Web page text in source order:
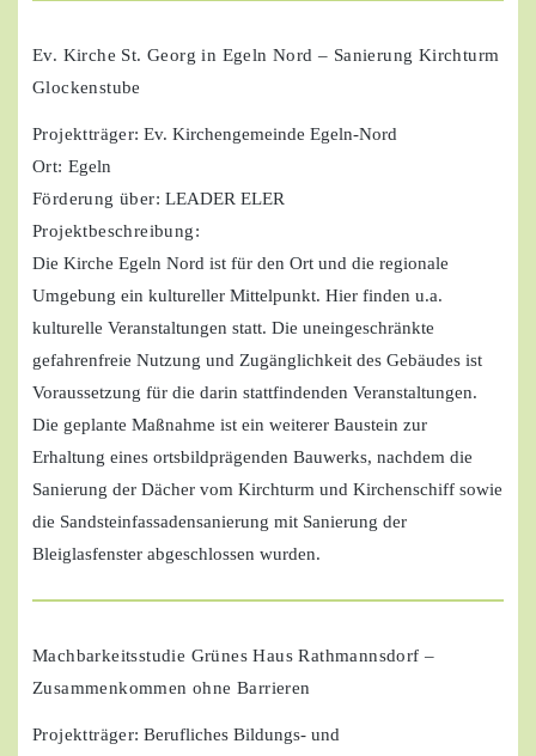
Ev. Kirche St. Georg in Egeln Nord – Sanierung Kirchturm
Glockenstube
Projektträger: Ev. Kirchengemeinde Egeln-Nord
Ort: Egeln
Förderung über: LEADER ELER
Projektbeschreibung:
Die Kirche Egeln Nord ist für den Ort und die regionale
Umgebung ein kultureller Mittelpunkt. Hier finden u.a.
kulturelle Veranstaltungen statt. Die uneingeschränkte
gefahrenfreie Nutzung und Zugänglichkeit des Gebäudes ist
Voraussetzung für die darin stattfindenden Veranstaltungen.
Die geplante Maßnahme ist ein weiterer Baustein zur
Erhaltung eines ortsbildprägenden Bauwerks, nachdem die
Sanierung der Dächer vom Kirchturm und Kirchenschiff sowie
die Sandsteinfassadensanierung mit Sanierung der
Bleiglasfenster abgeschlossen wurden.
Machbarkeitsstudie Grünes Haus Rathmannsdorf –
Zusammenkommen ohne Barrieren
Projektträger: Berufliches Bildungs- und